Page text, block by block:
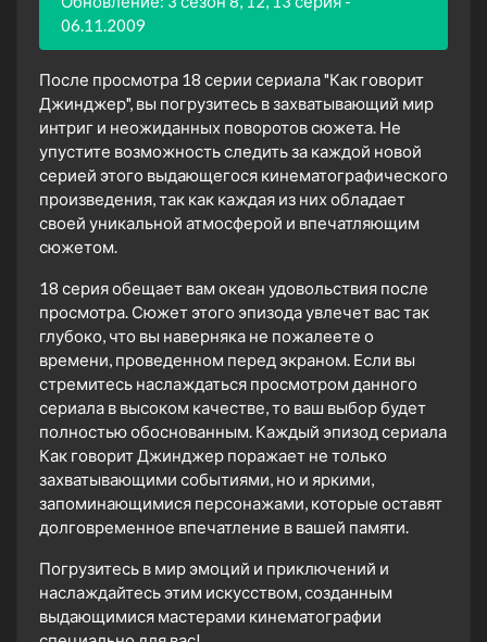
06.11.2009
После просмотра 18 серии сериала "Как говорит
Джинджер", вы погрузитесь в захватывающий мир
интриг и неожиданных поворотов сюжета. Не
упустите возможность следить за каждой новой
серией этого выдающегося кинематографического
произведения, так как каждая из них обладает
своей уникальной атмосферой и впечатляющим
сюжетом.
18 серия обещает вам океан удовольствия после
просмотра. Сюжет этого эпизода увлечет вас так
глубоко, что вы наверняка не пожалеете о
времени, проведенном перед экраном. Если вы
стремитесь наслаждаться просмотром данного
сериала в высоком качестве, то ваш выбор будет
полностью обоснованным. Каждый эпизод сериала
Как говорит Джинджер поражает не только
захватывающими событиями, но и яркими,
запоминающимися персонажами, которые оставят
долговременное впечатление в вашей памяти.
Погрузитесь в мир эмоций и приключений и
наслаждайтесь этим искусством, созданным
выдающимися мастерами кинематографии